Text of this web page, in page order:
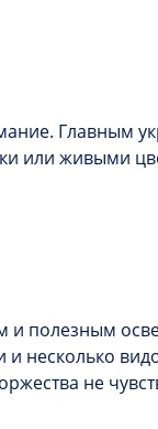
Главным
или живыми
и полезным
и несколько
не